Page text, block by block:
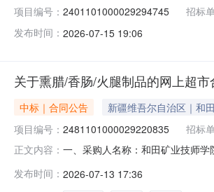
项目编号： 2401101000029294745 招标
发布时间： 2026-07-15 19:06
关于熏腊/香肠/火腿制品的网上超
中标｜合同公告 新疆维吾尔自治区｜和
项目编号： 2481101000029220835 招标
正文内容： 一、采购人名称：和田矿业技师
饼益昌盛面包包320.00516003纳
发布时间： 2026-07-13 17:36